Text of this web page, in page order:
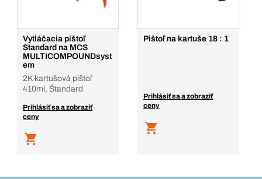
Vytláčacia pištoľ
Standard na MCS
MULTICOMPOUNDsyst
em
2K kartušová pištoľ
410ml, Štandard
Prihlásiť sa a zobraziť
ceny
Pištoľ na kartuše 18 : 1
Prihlásiť sa a zobraziť
ceny